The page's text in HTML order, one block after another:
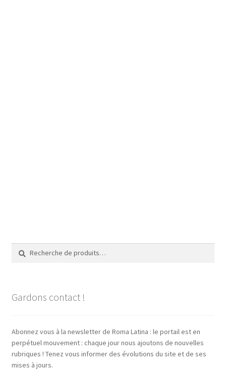
Recherche
pour :
Recherche
Gardons contact !
Abonnez vous à la newsletter de Roma Latina : le portail est en
perpétuel mouvement : chaque jour nous ajoutons de nouvelles
rubriques ! Tenez vous informer des évolutions du site et de ses
mises à jours.